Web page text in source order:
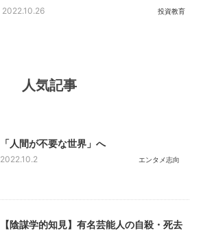
2022.10.26 投資教育
人気記事
「人間が不要な世界」へ
2022.10.2 エンタメ志向
【陰謀学的知見】有名芸能人の自殺・死去